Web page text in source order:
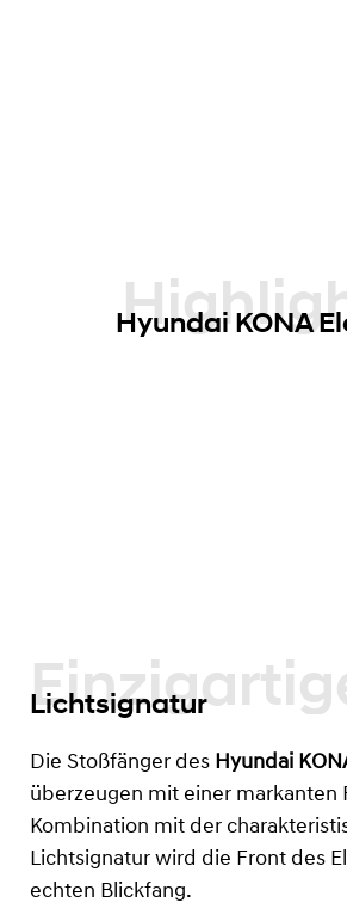
Highlights
Hyundai KONA
Einzigartige
Lichtsignatur
Die Stoßfänger des Hyundai
überzeugen mit einer markanten
Kombination mit der
Lichtsignatur wird die Front des
echten Blickfang.